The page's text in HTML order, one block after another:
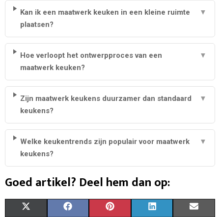
Kan ik een maatwerk keuken in een kleine ruimte
plaatsen?
▼
Hoe verloopt het ontwerpproces van een
maatwerk keuken?
▼
Zijn maatwerk keukens duurzamer dan standaard
keukens?
▼
Welke keukentrends zijn populair voor maatwerk
keukens?
▼
Goed artikel? Deel hem dan op: